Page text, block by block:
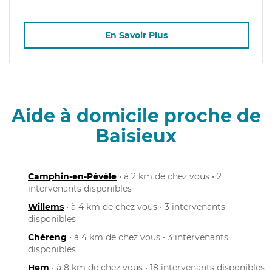
En Savoir Plus
Aide à domicile proche de
Baisieux
Camphin-en-Pévèle • à 2 km de chez vous • 2
intervenants disponibles
Willems • à 4 km de chez vous • 3 intervenants
disponibles
Chéreng • à 4 km de chez vous • 3 intervenants
disponibles
Hem • à 8 km de chez vous • 18 intervenants disponibles